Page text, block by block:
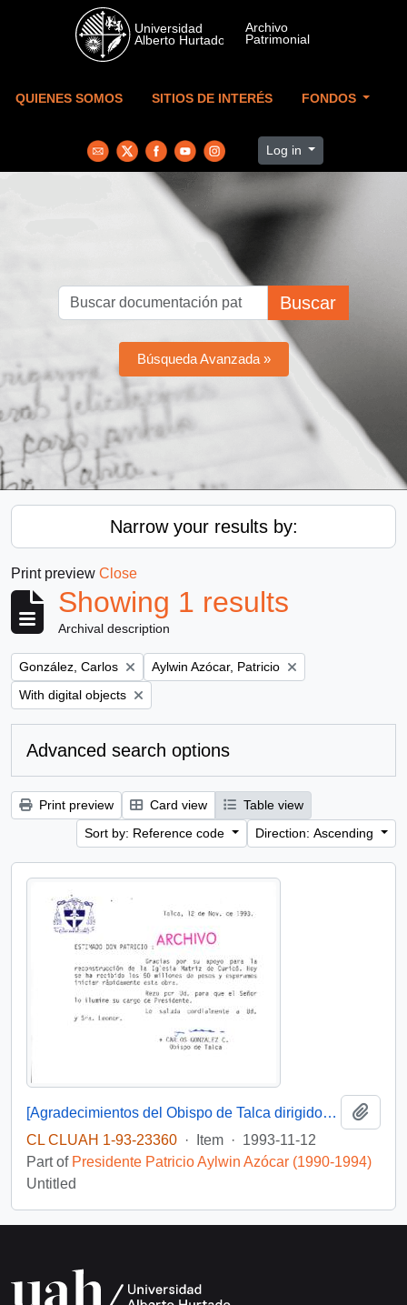
Skip to main content
QUIENES SOMOS SITIOS DE INTERÉS FONDOS
Log in
Buscar
Búsqueda Avanzada »
Narrow your results by:
Print preview Close
Showing 1 results
Archival description
Remove filter:
González, Carlos Remove filter:
Aylwin Azócar, Patricio
Remove filter:
With digital objects
Advanced search options
Print preview Card view
Table view
Sort by: Reference code
Direction: Ascending
[Agradecimientos del Obispo de Talca dirigidos al Presidente Patricio Aylwin por el apoyo en la reconstrucción de la Iglesia Matriz de Curicó]
CL CLUAH 1-93-23360 · Item · 1993-11-12
Part of Presidente Patricio Aylwin Azócar (1990-1994)
Untitled